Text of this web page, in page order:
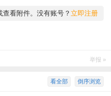
查看附件。没有账号？ 立即注册
举报 »
倒序浏览
看全部